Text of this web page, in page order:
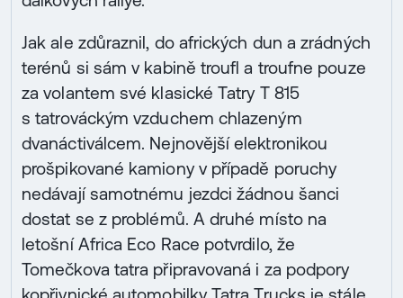
Jak ale zdůraznil, do afrických dun a zrádných
terénů si sám v kabině troufl a troufne pouze
za volantem své klasické Tatry T 815
s tatrováckým vzduchem chlazeným
dvanáctiválcem. Nejnovější elektronikou
prošpikované kamiony v případě poruchy
nedávají samotnému jezdci žádnou šanci
dostat se z problémů. A druhé místo na
letošní Africa Eco Race potvrdilo, že
Tomečkova tatra připravovaná i za podpory